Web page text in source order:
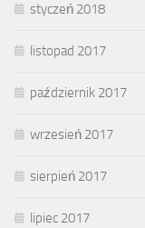
styczeń 2018
listopad 2017
październik 2017
wrzesień 2017
sierpień 2017
lipiec 2017